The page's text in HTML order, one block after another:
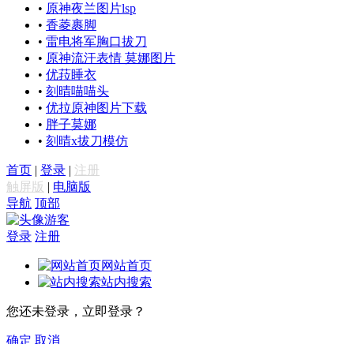
• 原神夜兰图片lsp
• 香菱裹脚
• 雷电将军胸口拔刀
• 原神流汗表情 莫娜图片
• 优菈睡衣
• 刻晴喵喵头
• 优拉原神图片下载
• 胖子莫娜
• 刻晴x拔刀模仿
首页 | 登录 | 注册
触屏版 | 电脑版
导航 顶部
游客
登录 注册
网站首页
站内搜索
您还未登录，立即登录？
确定 取消